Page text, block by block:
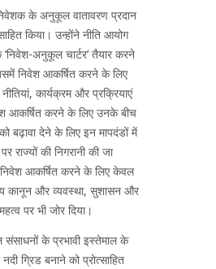
के अनुकूल वातावरण प्रदान
किया। उन्होंने नीति आयोग
‘निवेश-अनुकूल चार्टर’ तैयार करने
निवेश आकर्षित करने के लिए
कार्यक्रम और प्रक्रियाएं
आकर्षित करने के लिए उनके बीच
बढ़ावा देने के लिए इन मापदंडों में
राज्यों की निगरानी की जा
आकर्षित करने के लिए केवल
कानून और व्यवस्था, सुशासन और
पर भी जोर दिया।
संसाधनों के प्रभावी इस्तेमाल के
ग्रिड बनाने को प्रोत्साहित